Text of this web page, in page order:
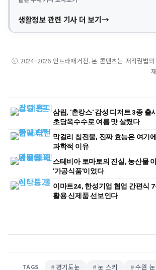
생활정보 관련 기사 더 보기
ⓒ 2024–2026 인트라매거진. 본 콘텐츠는 저작권법
삼립, '촌캉스' 감성 디저트 3종 출
초당옥수수로 여름 맛 살렸다
막걸리 침전물, 진짜 효능은 여기
과학적 이유
스테비아 토마토의 진실, 농산물
'가공식품'이었다
이마트24, 한성기업 협업 간편식
활용 신제품 선보인다
TAGS 경기도눈 눈 스키 수원 눈